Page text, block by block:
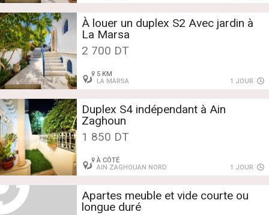
À louer un duplex S2 Avec jardin à
La Marsa
2 700 DT
5 KM
LA MARSA
1 JOUR
Duplex S4 indépendant à Ain
Zaghoun
1 850 DT
À CÔTÉ
AIN ZAGHOUAN NORD
1 JOUR
Apartes meuble et vide courte ou
longue duré